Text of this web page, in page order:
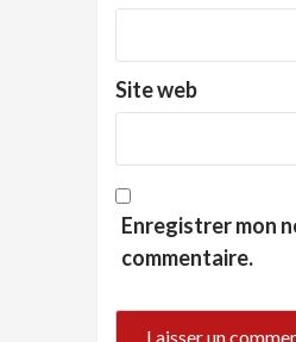
Site web
Enregistrer mon
commentaire.